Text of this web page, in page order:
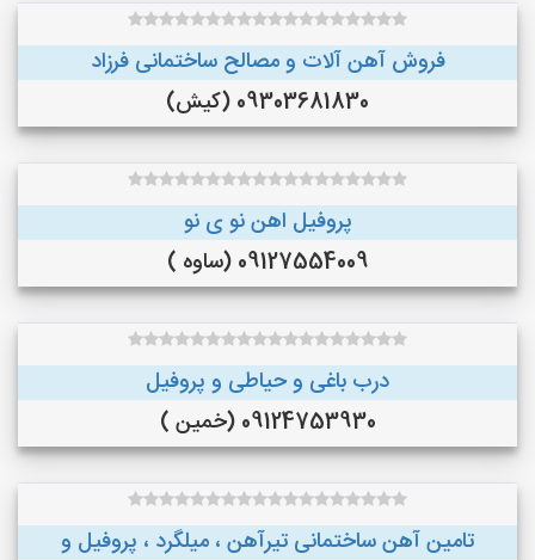
فروش آهن آلات و مصالح ساختمانی فرزاد
09303681830 (کیش)
پروفیل اهن نو ی نو
09127554009 (ساوه )
درب باغی و حیاطی و پروفیل
09124753930 (خمین )
تامین آهن ساختمانی تیرآهن ، میلگرد ، پروفیل و